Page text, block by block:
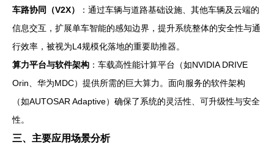
车路协同（V2X）
：通过车辆与道路基础设施、其他车辆及云端的
信息交互，扩展单车智能的感知边界，提升系统整体的安全性与通
行效率，被视为L4规模化落地的重要助推器。
算力平台与软件架构 ：车载高性能计算平台（如NVIDIA DRIVE
Orin、华为MDC）提供所需的巨大算力。面向服务的软件架构
（如AUTOSAR Adaptive）确保了系统的灵活性、可升级性与安全
性。
三、主要应用场景分析